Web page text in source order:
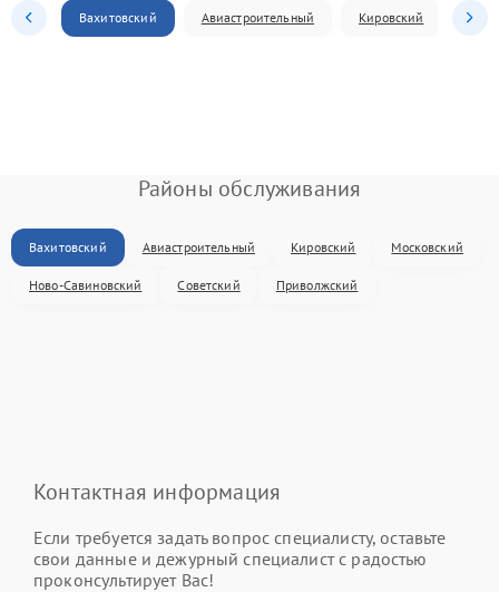
Вахитовский Авиастроительный Кировский
Районы обслуживания
Вахитовский Авиастроительный Кировский Московский
Ново-Савиновский Советский Приволжский
Контактная информация
Если требуется задать вопрос специалисту, оставьте
свои данные и дежурный специалист с радостью
проконсультирует Вас!